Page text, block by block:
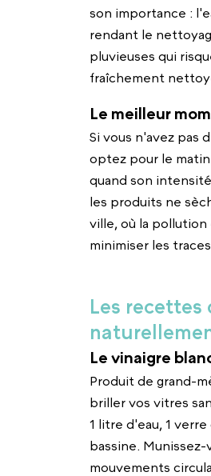
son importance :
rendant le
pluvieuses qui
fraîchement
Le meilleur
Si vous n'avez pas
optez pour le
quand son
les produits ne
ville, où la
minimiser les
Les
Le vinaigre
Produit de grand-
briller vos vitres
1 litre d'eau, 1
bassine.
mouvements